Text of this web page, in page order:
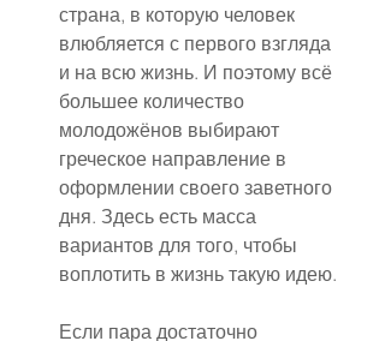
страна, в которую человек
влюбляется с первого взгляда
и на всю жизнь. И поэтому всё
большее количество
молодожёнов выбирают
греческое направление в
оформлении своего заветного
дня. Здесь есть масса
вариантов для того, чтобы
воплотить в жизнь такую идею.
Если пара достаточно